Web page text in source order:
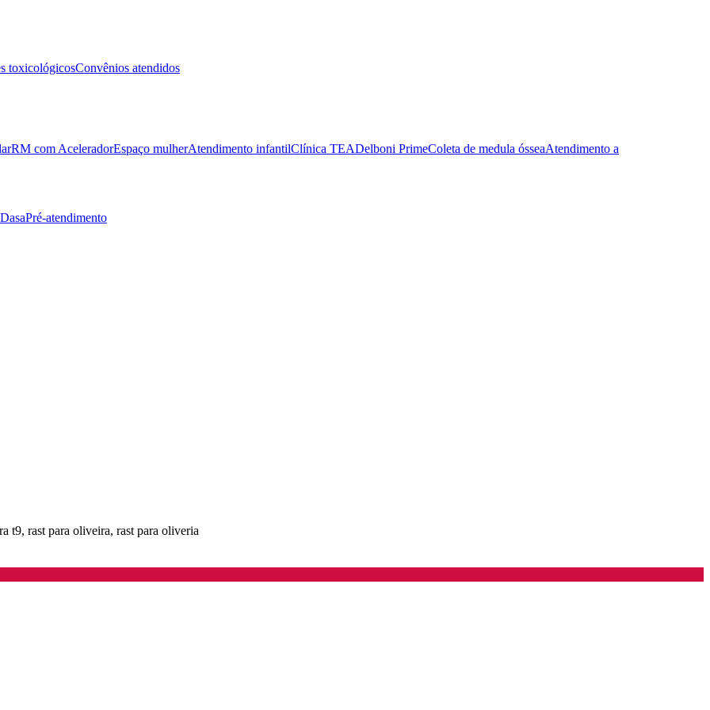
toxicológicosConvênios atendidos
RM com AceleradorEspaço mulherAtendimento infantilClínica TEADelboni PrimeColeta de medula ósseaAtendimento a
Pré-atendimento
t9, rast para oliveira, rast para oliveria